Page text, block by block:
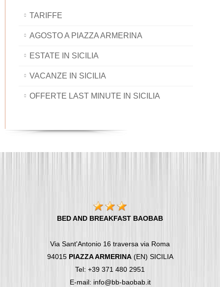
TARIFFE
AGOSTO A PIAZZA ARMERINA
ESTATE IN SICILIA
VACANZE IN SICILIA
OFFERTE LAST MINUTE IN SICILIA
BED AND BREAKFAST BAOBAB
Via Sant'Antonio 16 traversa via Roma
94015 PIAZZA ARMERINA(EN) SICILIA
Tel: +39 371 480 2951
E-mail: info@bb-baobab.it